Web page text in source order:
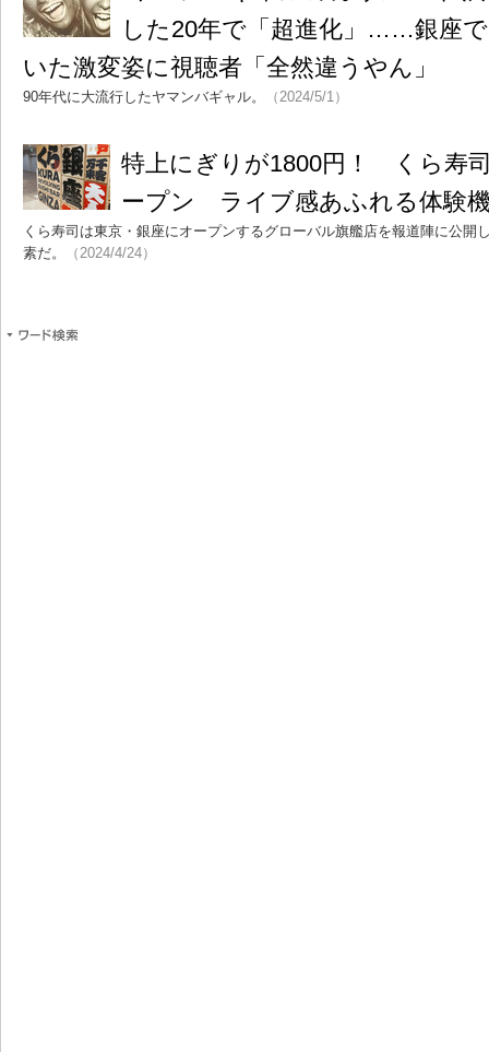
した20年で「超進化」……銀座
いた激変姿に視聴者「全然違うやん」
90年代に大流行したヤマンバギャル。 （2024/5/1）
特上にぎりが1800円！ くら寿
ープン ライブ感あふれる体験
くら寿司は東京・銀座にオープンするグローバル旗艦店を報道陣に公開
素だ。
（2024/4/24）